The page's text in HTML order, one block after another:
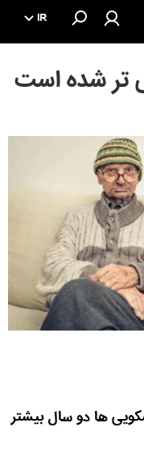
IR
تر شده است
ها دو سال بیشتر